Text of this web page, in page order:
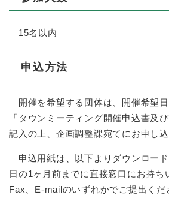
15名以内
申込方法
開催を希望する団体は、開催希望
「タウンミーティング開催申込書及
記入の上、企画調整課宛てにお申し込
申込用紙は、以下よりダウンロー
日の1ヶ月前までに直接窓口にお持ち
Fax、E-mailのいずれかでご提出くだ